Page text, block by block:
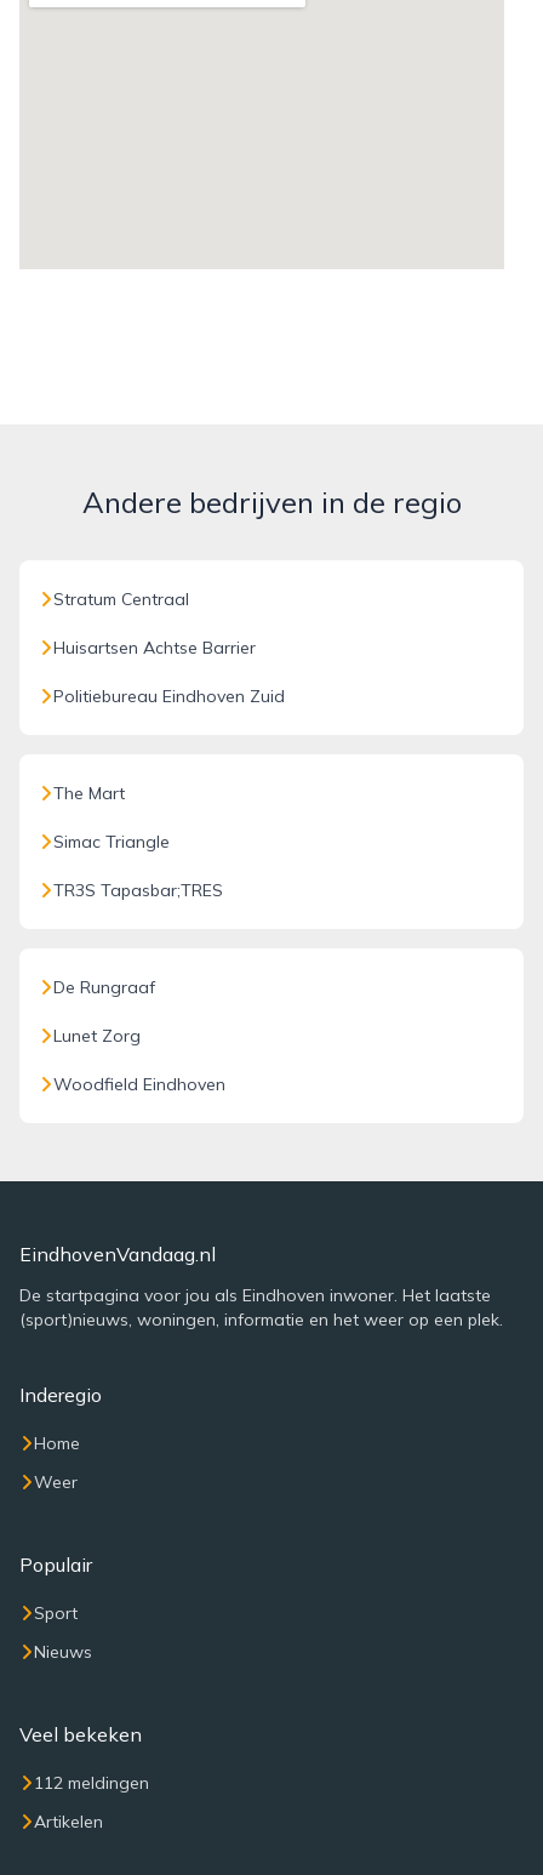
Andere bedrijven in de regio
Stratum Centraal
Huisartsen Achtse Barrier
Politiebureau Eindhoven Zuid
The Mart
Simac Triangle
TR3S Tapasbar;TRES
De Rungraaf
Lunet Zorg
Woodfield Eindhoven
EindhovenVandaag.nl
De startpagina voor jou als Eindhoven inwoner. Het laatste
(sport)nieuws, woningen, informatie en het weer op een plek.
Inderegio
Home
Weer
Populair
Sport
Nieuws
Veel bekeken
112 meldingen
Artikelen